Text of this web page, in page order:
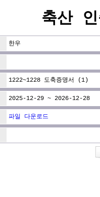
축산
한우
1222~1228 도축증명서 (1)
2025-12-29 ~ 2026-12-28
파일 다운로드